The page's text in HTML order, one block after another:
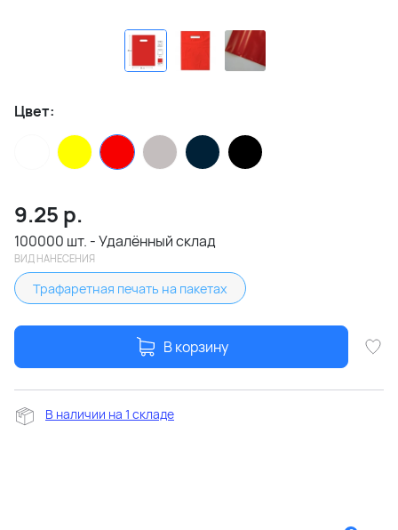
Цвет:
9.25 р.
100000 шт. - Удалённый склад
ВИД НАНЕСЕНИЯ
Трафаретная печать на пакетах
В корзину
В наличии на 1 складе